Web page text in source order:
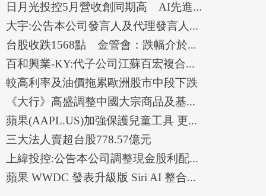
日月光投控5月營收創同期高 AI先進...
大宇:公告本公司發言人及代理發言人...
台股收跌1568點 金管會：跌幅介於...
百和興業-KY:代子公司江蘇百宏複合...
較高利率及油價拖累歐洲股市中段下跌
《大行》高盛調整中國大宗商品及基...
蘋果(AAPL.US)加強保護兒童工具 更...
三大法人賣超台股778.57億元
上緯投控:公告本公司調整現金股利配...
蘋果 WWDC 發表升級版 Siri AI 整合...